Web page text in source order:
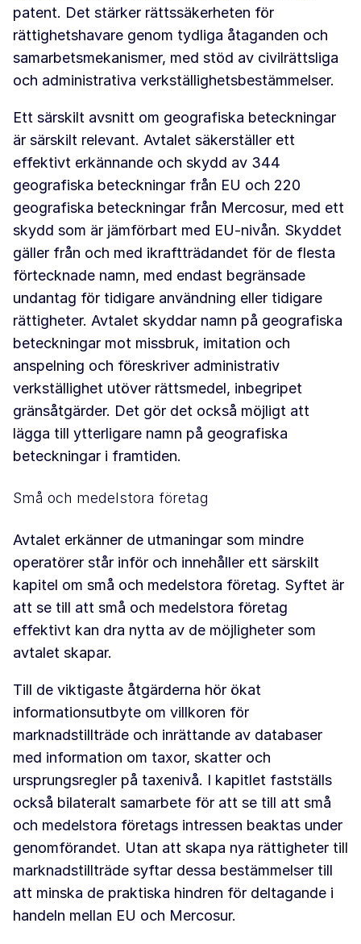
patent. Det stärker rättssäkerheten för
rättighetshavare genom tydliga åtaganden och
samarbetsmekanismer, med stöd av civilrättsliga
och administrativa verkställighetsbestämmelser.
Ett särskilt avsnitt om geografiska beteckningar
är särskilt relevant. Avtalet säkerställer ett
effektivt erkännande och skydd av 344
geografiska beteckningar från EU och 220
geografiska beteckningar från Mercosur, med ett
skydd som är jämförbart med EU-nivån. Skyddet
gäller från och med ikraftträdandet för de flesta
förtecknade namn, med endast begränsade
undantag för tidigare användning eller tidigare
rättigheter. Avtalet skyddar namn på geografiska
beteckningar mot missbruk, imitation och
anspelning och föreskriver administrativ
verkställighet utöver rättsmedel, inbegripet
gränsåtgärder. Det gör det också möjligt att
lägga till ytterligare namn på geografiska
beteckningar i framtiden.
Små och medelstora företag
Avtalet erkänner de utmaningar som mindre
operatörer står inför och innehåller ett särskilt
kapitel om små och medelstora företag. Syftet är
att se till att små och medelstora företag
effektivt kan dra nytta av de möjligheter som
avtalet skapar.
Till de viktigaste åtgärderna hör ökat
informationsutbyte om villkoren för
marknadstillträde och inrättande av databaser
med information om taxor, skatter och
ursprungsregler på taxenivå. I kapitlet fastställs
också bilateralt samarbete för att se till att små
och medelstora företags intressen beaktas under
genomförandet. Utan att skapa nya rättigheter till
marknadstillträde syftar dessa bestämmelser till
att minska de praktiska hindren för deltagande i
handeln mellan EU och Mercosur.